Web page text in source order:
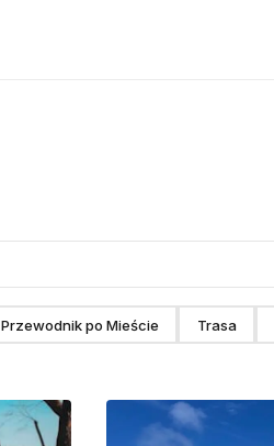
Przewodnik po Mieście Trasa